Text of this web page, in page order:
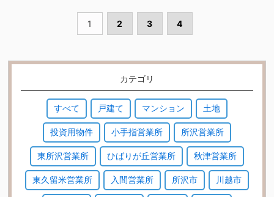
1 2 3 4
カテゴリ
すべて 戸建て マンション 土地
投資用物件 小手指営業所 所沢営業所
東所沢営業所 ひばりが丘営業所 秋津営業所
東久留米営業所 入間営業所 所沢市 川越市